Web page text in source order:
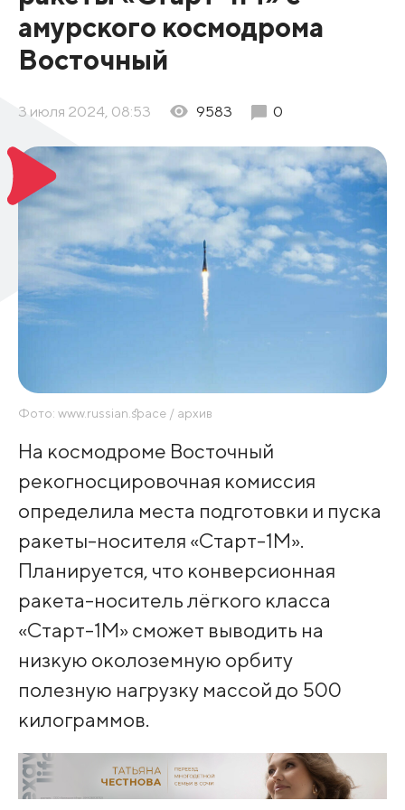
амурского космодрома
Восточный
3 июля 2024, 08:53 9583 0
Фото: www.russian.space / архив
На космодроме Восточный
рекогносцировочная комиссия
определила места подготовки и пуска
ракеты-носителя «Старт-1М».
Планируется, что конверсионная
ракета-носитель лёгкого класса
«Старт-1М» сможет выводить на
низкую околоземную орбиту
полезную нагрузку массой до 500
килограммов.